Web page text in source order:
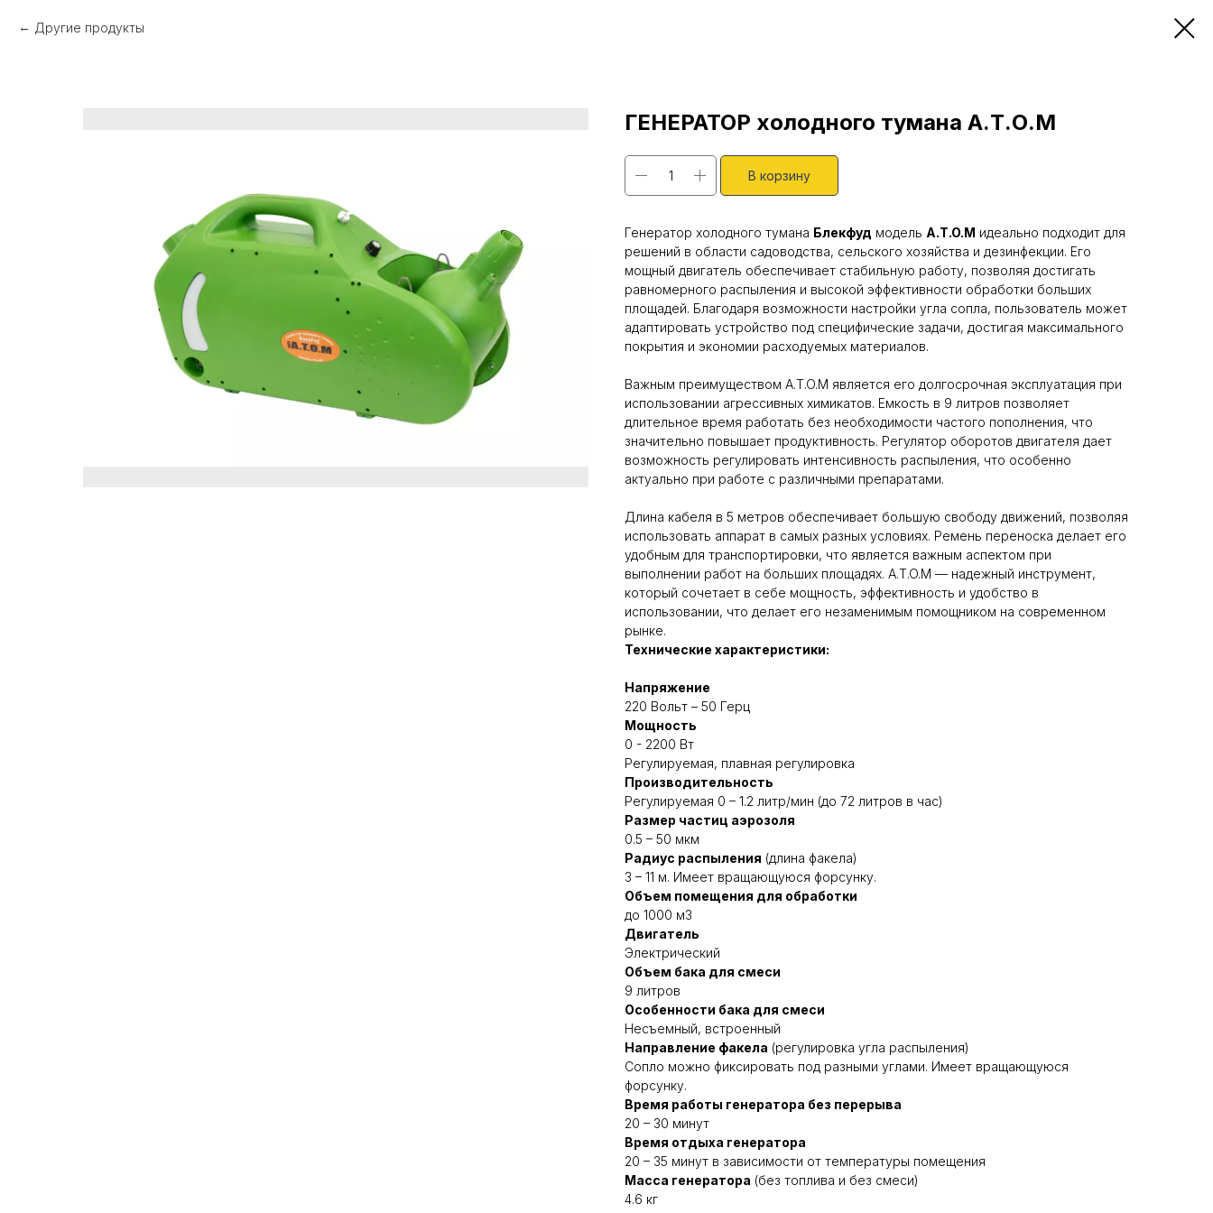
Другие продукты
ГЕНЕРАТОР холодного тумана А.Т.О.М
В корзину
Генератор холодного тумана Блекфуд модель A.T.O.M идеально подходит для
решений в области садоводства, сельского хозяйства и дезинфекции. Его
мощный двигатель обеспечивает стабильную работу, позволяя достигать
равномерного распыления и высокой эффективности обработки больших
площадей. Благодаря возможности настройки угла сопла, пользователь может
адаптировать устройство под специфические задачи, достигая максимального
покрытия и экономии расходуемых материалов.
Важным преимуществом A.T.O.M является его долгосрочная эксплуатация при
использовании агрессивных химикатов. Емкость в 9 литров позволяет
длительное время работать без необходимости частого пополнения, что
значительно повышает продуктивность. Регулятор оборотов двигателя дает
возможность регулировать интенсивность распыления, что особенно
актуально при работе с различными препаратами.
Длина кабеля в 5 метров обеспечивает большую свободу движений, позволяя
использовать аппарат в самых разных условиях. Ремень переноска делает его
удобным для транспортировки, что является важным аспектом при
выполнении работ на больших площадях. A.T.O.M — надежный инструмент,
который сочетает в себе мощность, эффективность и удобство в
использовании, что делает его незаменимым помощником на современном
рынке.
Технические характеристики:
Напряжение
220 Вольт – 50 Герц
Мощность
0 - 2200 Вт
Регулируемая, плавная регулировка
Производительность
Регулируемая 0 – 1.2 литр/мин (до 72 литров в час)
Размер частиц аэрозоля
0.5 – 50 мкм
Радиус распыления (длина факела)
3 – 11 м. Имеет вращающуюся форсунку.
Объем помещения для обработки
до 1000 м3
Двигатель
Электрический
Объем бака для смеси
9 литров
Особенности бака для смеси
Несъемный, встроенный
Направление факела (регулировка угла распыления)
Сопло можно фиксировать под разными углами. Имеет вращающуюся
форсунку.
Время работы генератора без перерыва
20 – 30 минут
Время отдыха генератора
20 – 35 минут в зависимости от температуры помещения
Масса генератора (без топлива и без смеси)
4.6 кг